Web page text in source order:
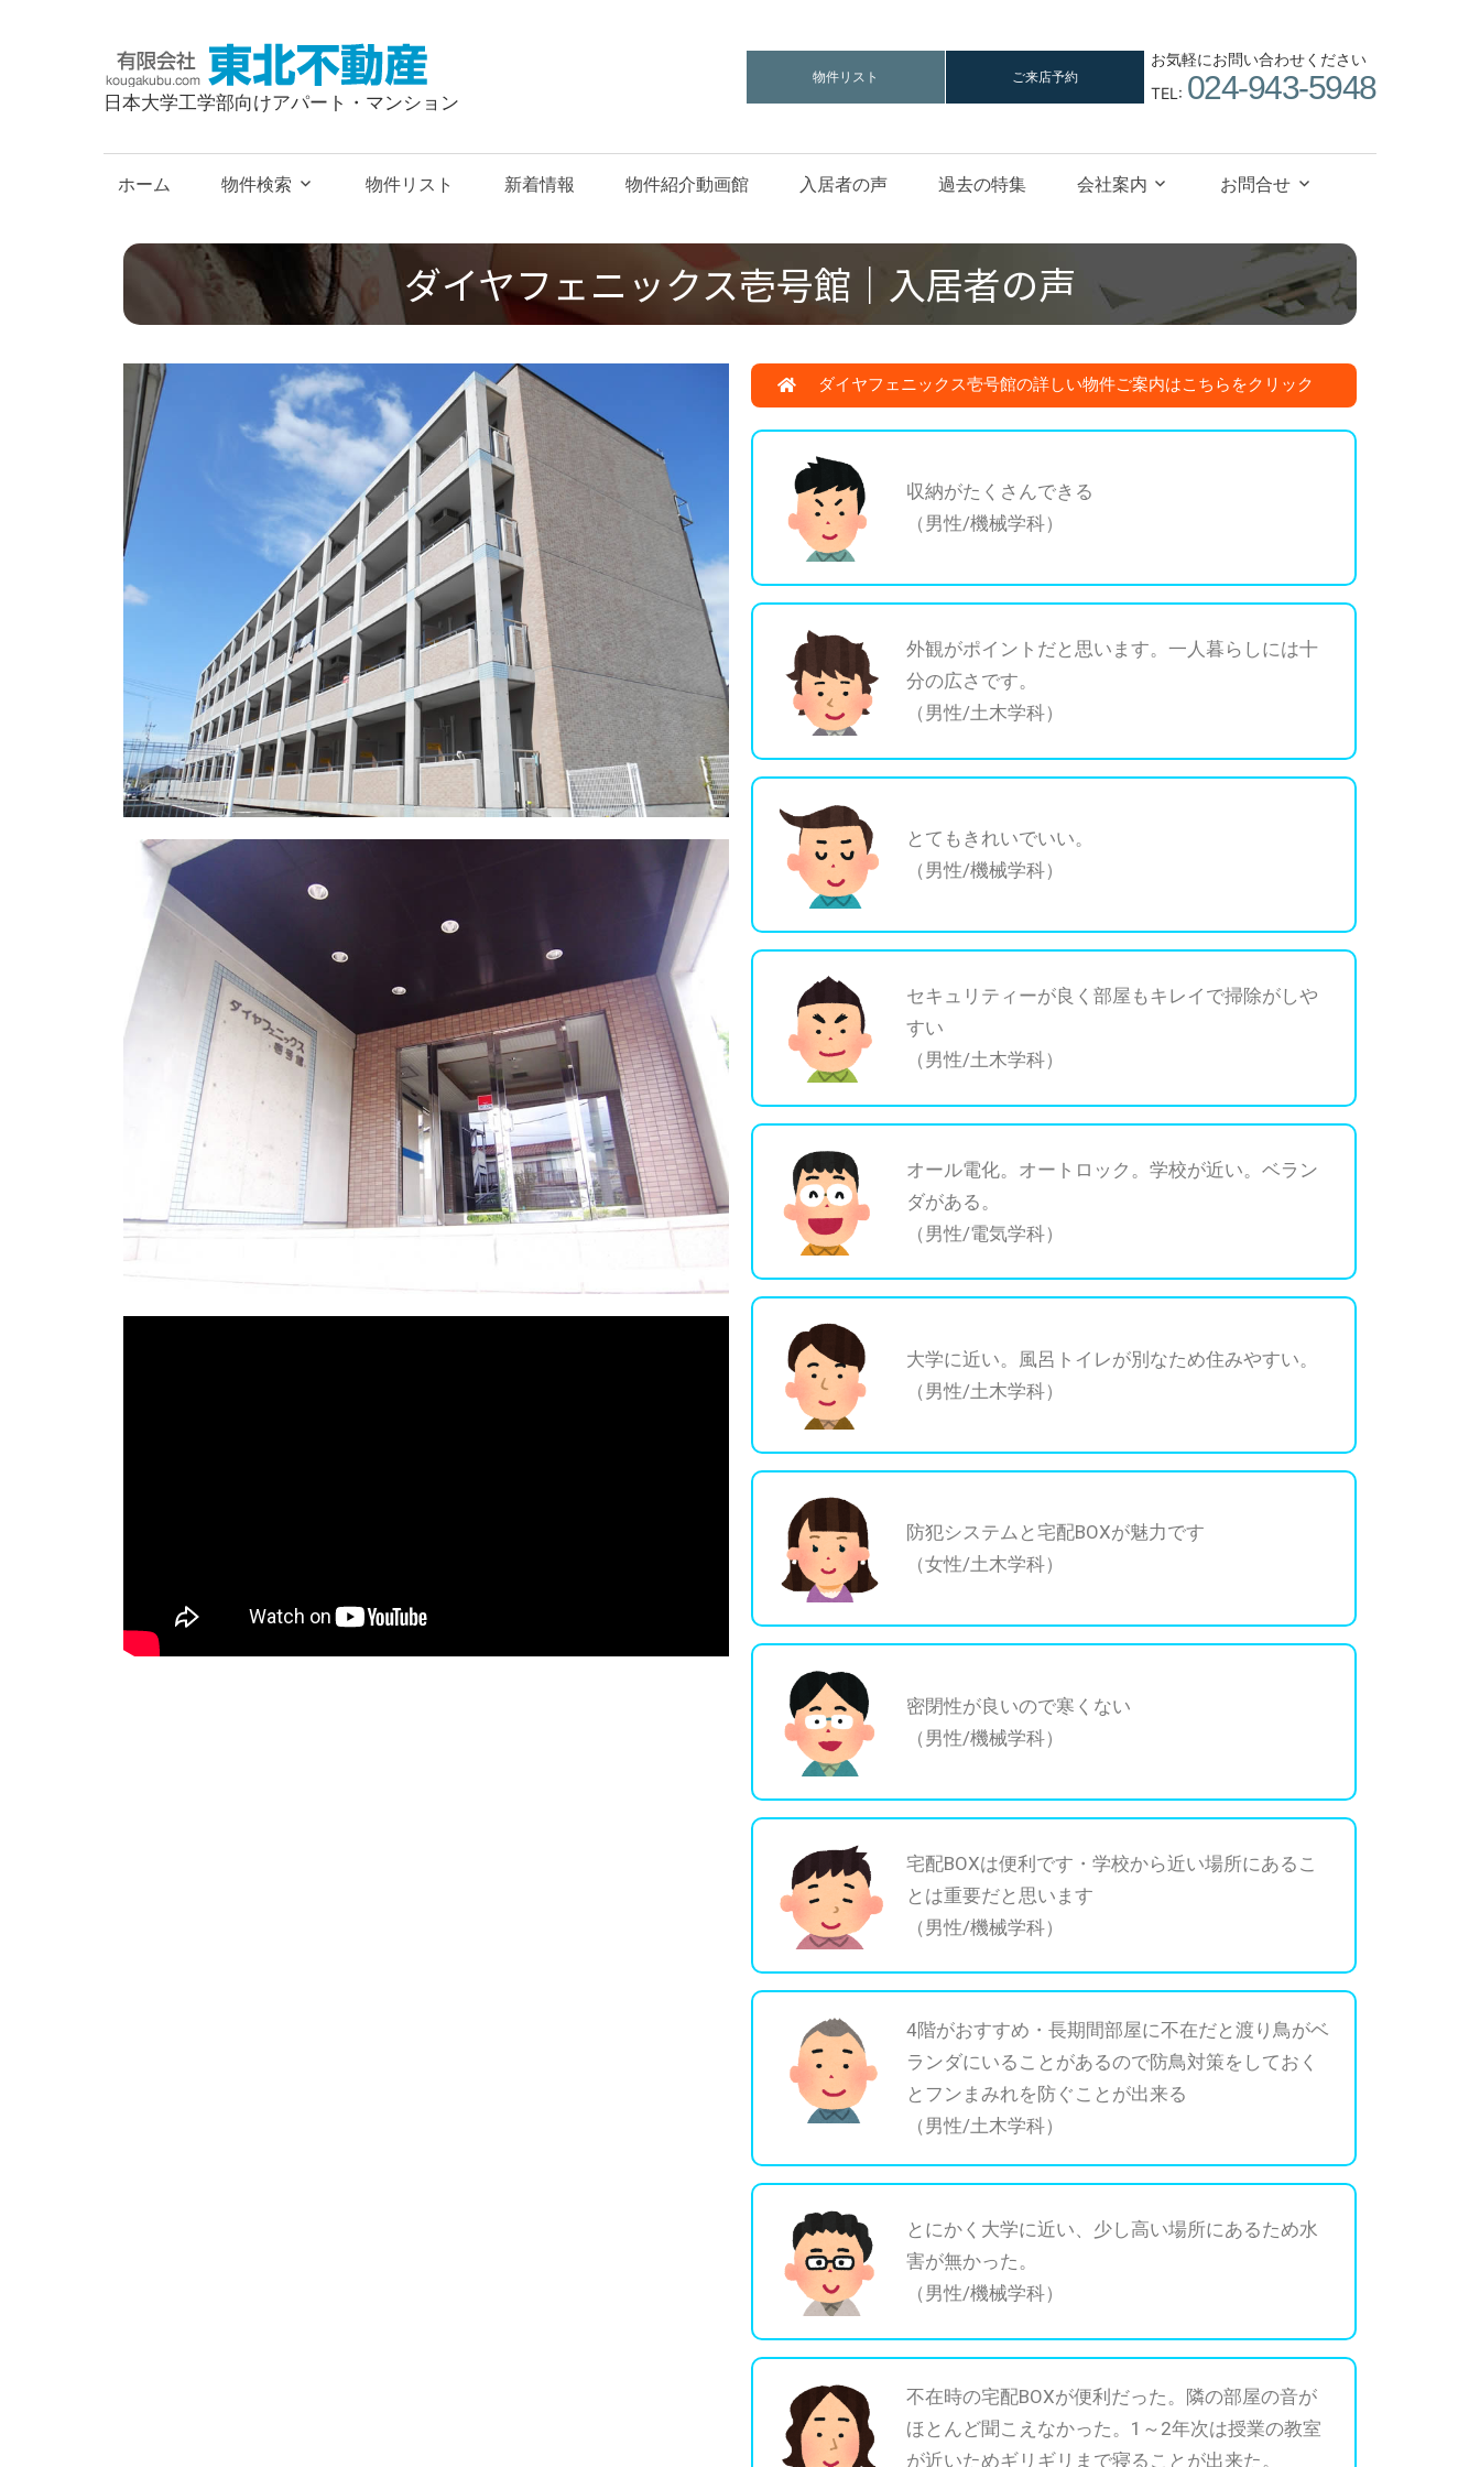
限
社
東
不
動
産
日本大学工学部向けアパート・マンション
物件リスト ご来店予約
お気軽にお問い合わせください
TEL: 024-943-5948
ホーム 物件検索 物件リスト 新着情報 物件紹介動画館 入居者の声 過去の特集 会社案内 お問合せ
ダイヤフェニックス壱号館｜入居者の声
ダイヤフェニックス壱号館の詳しい物件ご案内はこちらをクリック
収納がたくさんできる
（男性/機械学科）
外観がポイントだと思います。一人暮らしには十
分の広さです。
（男性/土木学科）
とてもきれいでいい。
（男性/機械学科）
セキュリティーが良く部屋もキレイで掃除がしや
すい
（男性/土木学科）
オール電化。オートロック。学校が近い。ベラン
ダがある。
（男性/電気学科）
大学に近い。風呂トイレが別なため住みやすい。
（男性/土木学科）
防犯システムと宅配BOXが魅力です
（女性/土木学科）
密閉性が良いので寒くない
（男性/機械学科）
宅配BOXは便利です・学校から近い場所にあるこ
とは重要だと思います
（男性/機械学科）
4階がおすすめ・長期間部屋に不在だと渡り鳥がベ
ランダにいることがあるので防鳥対策をしておく
とフンまみれを防ぐことが出来る
（男性/土木学科）
とにかく大学に近い、少し高い場所にあるため水
害が無かった。
（男性/機械学科）
不在時の宅配BOXが便利だった。隣の部屋の音が
ほとんど聞こえなかった。1～2年次は授業の教室
が近いためギリギリまで寝ることが出来た。